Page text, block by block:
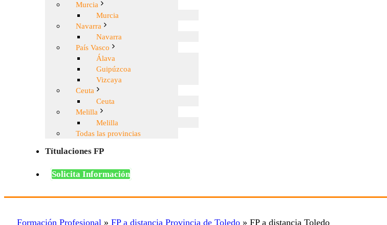
Murcia
Murcia
Navarra
Navarra
País Vasco
Álava
Guipúzcoa
Vizcaya
Ceuta
Ceuta
Melilla
Melilla
Todas las provincias
Títulaciones FP
Solicita Información
Formación Profesional » FP a distancia Provincia de Toledo » FP a distancia Toledo